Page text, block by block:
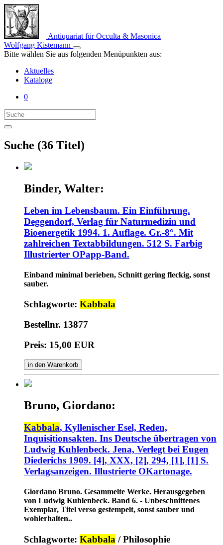
Antiquariat für Occulta & Masonica
Wolfgang Kistemann
Bitte wählen Sie aus folgenden Menüpunkten aus:
Aktuelles
Kataloge
0
Suche (36 Titel)
Binder, Walter:
Leben im Lebensbaum. Ein Einführung.
Deggendorf, Verlag für Naturmedizin und
Bioenergetik 1994. 1. Auflage. Gr.-8°. Mit
zahlreichen Textabbildungen. 512 S. Farbig
Illustrierter OPapp-Band.
Einband minimal berieben, Schnitt gering fleckig, sonst
sauber.
Schlagworte: Kabbala
Bestellnr. 13877
Preis: 15,00 EUR
in den Warenkorb
Bruno, Giordano:
Kabbala, Kyllenischer Esel, Reden,
Inquisitionsakten. Ins Deutsche übertragen von
Ludwig Kuhlenbeck. Jena, Verlegt bei Eugen
Diederichs 1909. [4], XXX, [2], 294, [1], [1] S.
Verlagsanzeigen. Illustrierte OKartonage.
Giordano Bruno. Gesammelte Werke. Herausgegeben
von Ludwig Kuhlenbeck. Band 6. - Unbeschnittenes
Exemplar, Titel verso gestempelt, sonst sauber und
wohlerhalten..
Schlagworte: Kabbala / Philosophie